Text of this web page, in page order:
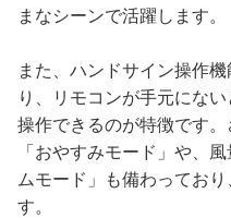
まなシーンで活躍します。
また、ハンドサイン操作
り、リモコンが手元にな
操作できるのが特徴です
「おやすみモード」や、
ムモード」も備わってお
す。